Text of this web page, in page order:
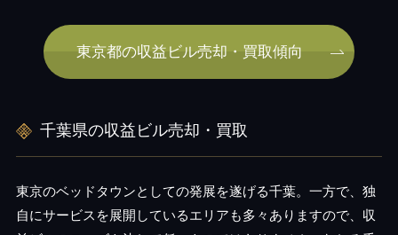
東京都の収益ビル売却・買取傾向
千葉県の収益ビル売却・買取
東京のベッドタウンとしての発展を遂げる千葉。一方で、独
自にサービスを展開しているエリアも多々ありますので、収